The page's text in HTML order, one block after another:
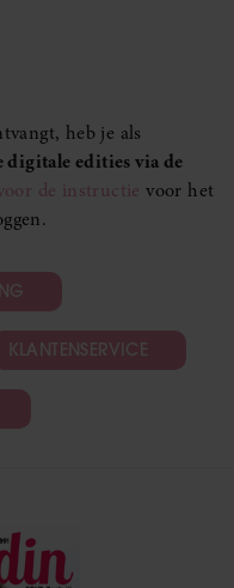
heb je als
digitale edities via de
de instructie voor het
KLANTENSERVICE